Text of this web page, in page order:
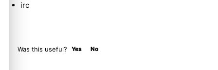
irc
Was this useful? Yes No